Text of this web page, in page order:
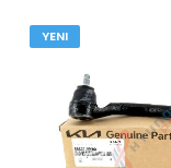
YENI